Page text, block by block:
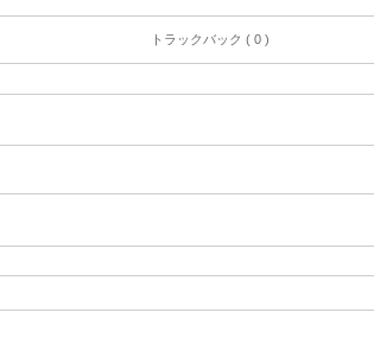
トラックバック ( 0 )